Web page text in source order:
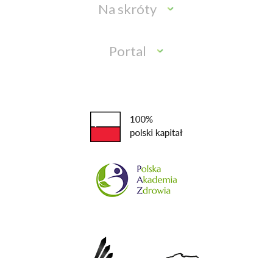
Na skróty
Portal